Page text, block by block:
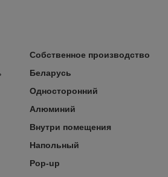
Собственное производство
Беларусь
Односторонний
Алюминий
Внутри помещения
Напольный
Pop-up